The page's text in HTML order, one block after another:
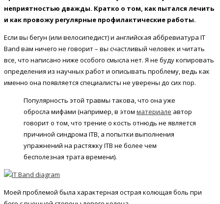
неприятностью дважды. Кратко о том, как пытался лечить
и как провожу регулярные профилактические работы.
Если вы бегун (или велосипедист) и английская аббревиатура IT
Band вам ничего не говорит – вы счастливый человек и читать
все, что написано ниже особого смысла нет. Я не буду копировать
определения из научных работ и описывать проблему, ведь как
именно она появляется специалисты не уверены до сих пор.
Популярность этой травмы такова, что она уже
обросла мифами (например, в этом материале автор
говорит о том, что трение о кость отнюдь не является
причиной синдрома ITB, а попытки выполнения
упражнений на растяжку ITB не более чем
бесполезная трата времени).
Моей проблемой была характерная острая колющая боль при